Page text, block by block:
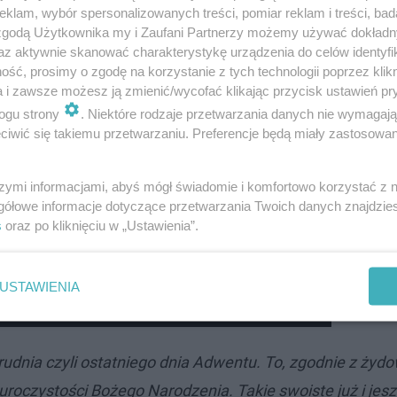
nam wspomniane powyżej dwa wydarzenia z
radosnego, czas przygotowania, czas
Bóg jest z nami, że stał się jednym z nas, że zna
wpływać na nasze życie w tym czasie. Dobrze się
jesteśmy gotowi na przyjęcie
ZIOBRO?!
czyli ostatniego dnia Adwentu. To, zgodnie z
Bożego Narodzenia. Takie swoiste już i
wybór spersonalizowanych treści, pomiar reklam i treści,
Użytkownika my i Zaufani Partnerzy możemy używać
aktywnie skanować charakterystykę urządzenia do celów
prosimy o zgodę na korzystanie z tych technologii poprzez
i zawsze możesz ją zmienić/wycofać klikając przycisk ustawień
strony
. Niektóre rodzaje przetwarzania danych nie
się takiemu przetwarzaniu. Preferencje będą miały
informacjami, abyś mógł świadomie i komfortowo korzystać z
informacje dotyczące przetwarzania Twoich danych
oraz po kliknięciu w „Ustawienia”.
USTAWIENIA